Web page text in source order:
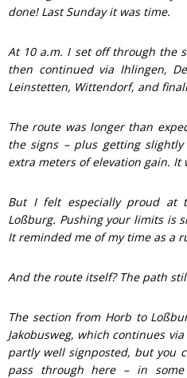
done! Last Sunday it was time.
At 10 a.m. I set off through the
then continued via Ihlingen,
Leinstetten, Wittendorf, and
The route was longer than
the signs – plus getting
extra meters of elevation gain. It
But I felt especially proud
Loßburg. Pushing your limits is
It reminded me of my time as a
And the route itself? The path
The section from Horb to
Jakobusweg, which continues
partly well signposted, but you
pass through here – in